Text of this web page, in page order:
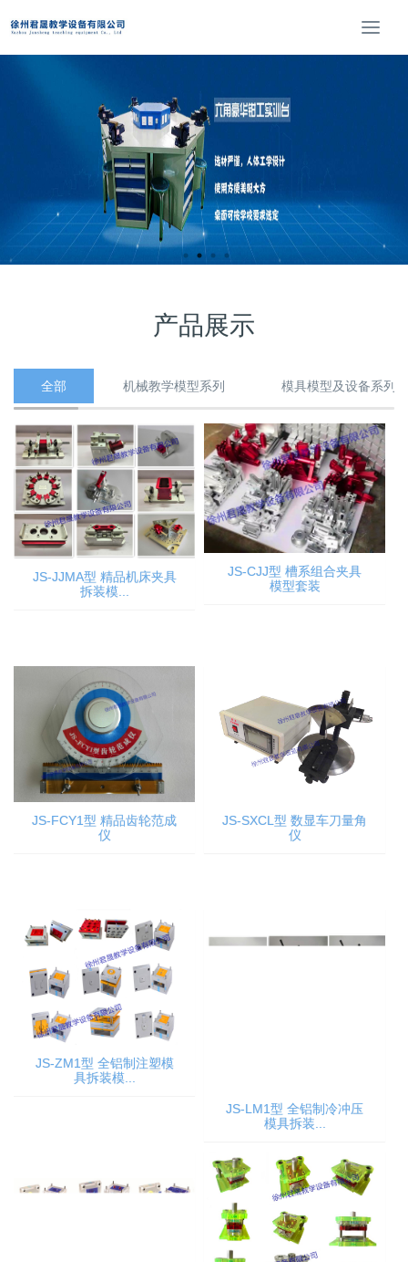
T
o
i
g
t
产品展示
全部 机械教学模型系列 模具模型及设备系列
JS-JJMA型 精品机床夹具
拆装模...
JS-CJJ型 槽系组合夹具
模型套装
JS-FCY1型 精品齿轮范成
仪
JS-SXCL型 数显车刀量角
仪
JS-ZM1型 全铝制注塑模
具拆装模...
JS-LM1型 全铝制冷冲压
模具拆装...